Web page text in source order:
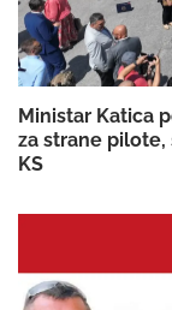
Ministar Katica
za strane
KS